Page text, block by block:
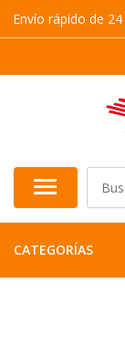
Envío rápido de
CATEGORÍAS